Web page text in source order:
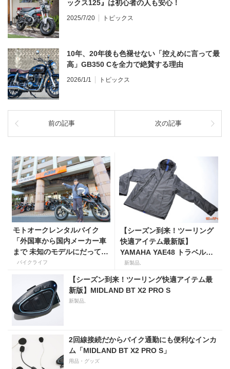
ックス125』は初心者の人も安心！
2025/7/20 トピックス
10年、20年後も色褪せない「控えめに言って最
高」GB350 Cを全力で絶賛する理由
2026/1/1 トピックス
前の記事 次の記事
モトオークレンタルバイク
「外国車から国内メーカー車
まで 未知のモデルにだって乗
れるかも!?」
バイクライフ
【シーズン到来！ツーリング
快適アイテム最新版】
YAMAHA YAE48 トラベルマ
ウンテンパーカー
新製品,
【シーズン到来！ツーリング快適アイテム最
新版】MIDLAND BT X2 PRO S
新製品,
2回線接続だからバイク通勤にも便利なインカ
ム「MIDLAND BT X2 PRO S」
用品・グッズ